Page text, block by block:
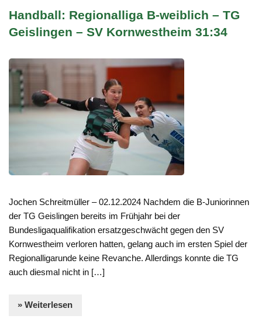
Handball: Regionalliga B-weiblich – TG
Geislingen – SV Kornwestheim 31:34
Jochen Schreitmüller – 02.12.2024 Nachdem die B-Juniorinnen
der TG Geislingen bereits im Frühjahr bei der
Bundesligaqualifikation ersatzgeschwächt gegen den SV
Kornwestheim verloren hatten, gelang auch im ersten Spiel der
Regionalligarunde keine Revanche. Allerdings konnte die TG
auch diesmal nicht in […]
» Weiterlesen